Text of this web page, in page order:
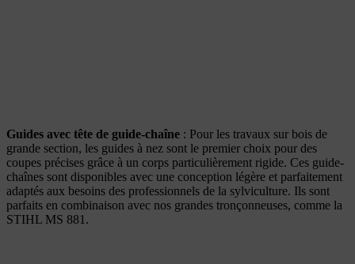
Guides avec tête de guide-chaîne : Pour les travaux sur bois de
grande section, les guides à nez sont le premier choix pour des
coupes précises grâce à un corps particulièrement rigide. Ces guide-
chaînes sont disponibles avec une conception légère et parfaitement
adaptés aux besoins des professionnels de la sylviculture. Ils sont
parfaits en combinaison avec nos grandes tronçonneuses, comme la
STIHL MS 881.